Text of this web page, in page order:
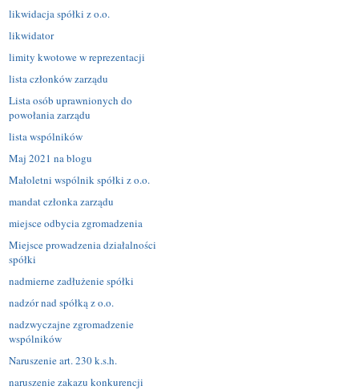
likwidacja spółki z o.o.
likwidator
limity kwotowe w reprezentacji
lista członków zarządu
Lista osób uprawnionych do
powołania zarządu
lista wspólników
Maj 2021 na blogu
Małoletni wspólnik spółki z o.o.
mandat członka zarządu
miejsce odbycia zgromadzenia
Miejsce prowadzenia działalności
spółki
nadmierne zadłużenie spółki
nadzór nad spółką z o.o.
nadzwyczajne zgromadzenie
wspólników
Naruszenie art. 230 k.s.h.
naruszenie zakazu konkurencji